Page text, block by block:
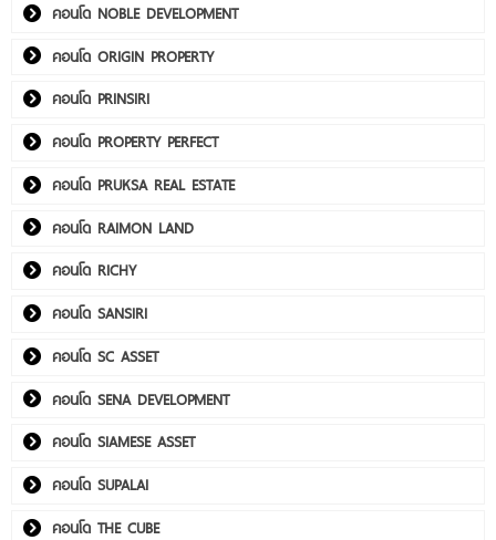
คอนโด NOBLE DEVELOPMENT
คอนโด ORIGIN PROPERTY
คอนโด PRINSIRI
คอนโด PROPERTY PERFECT
คอนโด PRUKSA REAL ESTATE
คอนโด RAIMON LAND
คอนโด RICHY
คอนโด SANSIRI
คอนโด SC ASSET
คอนโด SENA DEVELOPMENT
คอนโด SIAMESE ASSET
คอนโด SUPALAI
คอนโด THE CUBE